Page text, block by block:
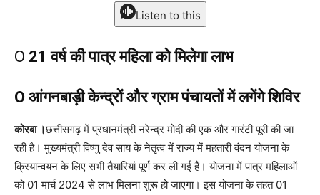
Listen to this
O 21 वर्ष की पात्र महिला को मिलेगा लाभ
O आंगनबाड़ी केन्द्रों और ग्राम पंचायतों में लगेंगे शिविर
कोरबा ।छत्तीसगढ़ में प्रधानमंत्री नरेन्द्र मोदी की एक और गारंटी पूरी की जा
रही है। मुख्यमंत्री विष्णु देव साय के नेतृत्व में राज्य में महतारी वंदन योजना के
क्रियान्वयन के लिए सभी तैयारियां पूर्ण कर ली गई हैं। योजना में पात्र महिलाओं
को 01 मार्च 2024 से लाभ मिलना शुरू हो जाएगा। इस योजना के तहत 01